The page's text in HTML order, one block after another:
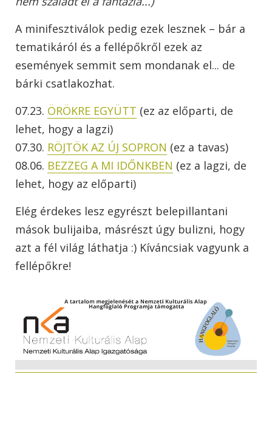
A minifesztiválok pedig ezek lesznek – bár a
tematikáról és a fellépőkről ezek az
események semmit sem mondanak el... de
bárki csatlakozhat.
07.23. ÖRÖKRE EGYÜTT (ez az előparti, de
lehet, hogy a lagzi)
07.30. RÖJTÖK AZ ÚJ SOPRON (ez a tavas)
08.06. BEZZEG A MI IDŐNKBEN (ez a lagzi, de
lehet, hogy az előparti)
Elég érdekes lesz egyrészt belepillantani
mások bulijaiba, másrészt úgy bulizni, hogy
azt a fél világ láthatja :) Kíváncsiak vagyunk a
fellépőkre!